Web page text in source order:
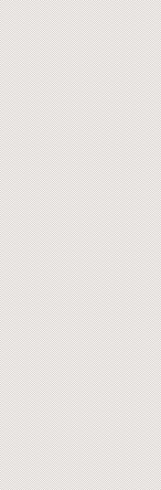
のうた
ター
税込)
税抜)
木製エス
コースタ
キット